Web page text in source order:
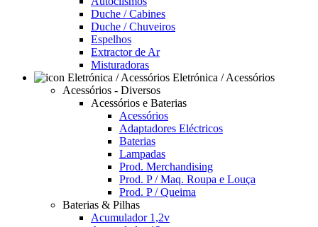
Duche / Cabines
Duche / Chuveiros
Espelhos
Extractor de Ar
Misturadoras
Eletrónica / Acessórios
Acessórios - Diversos
Acessórios e Baterias
Acessórios
Adaptadores Eléctricos
Baterias
Lampadas
Prod. Merchandising
Prod. P / Maq. Roupa e Louça
Prod. P / Queima
Baterias & Pilhas
Acumulador 1,2v